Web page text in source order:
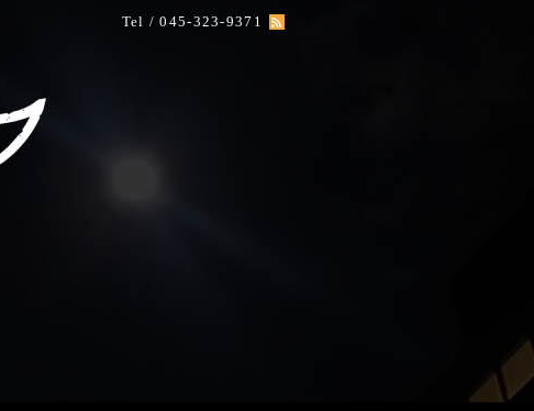
Tel / 045-323-9371